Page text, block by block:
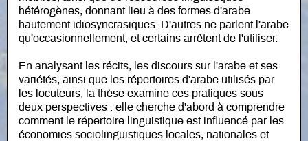
hétérogènes, donnant lieu à des formes d'arabe
hautement idiosyncrasiques. D'autres ne parlent l'arabe
qu'occasionnellement, et certains arrêtent de l'utiliser.
En analysant les récits, les discours sur l'arabe et ses
variétés, ainsi que les répertoires d'arabe utilisés par
les locuteurs, la thèse examine ces pratiques sous
deux perspectives : elle cherche d'abord à comprendre
comment le répertoire linguistique est influencé par les
économies sociolinguistiques locales, nationales et